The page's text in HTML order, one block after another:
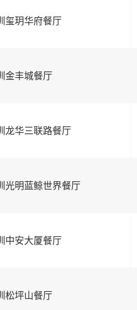
玺玥华府餐厅
金丰城餐厅
龙华三联路餐厅
光明蓝鲸世界餐厅
中安大厦餐厅
松坪山餐厅